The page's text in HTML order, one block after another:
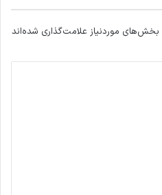
بخش‌های موردنیاز علامت‌گذاری شده‌اند